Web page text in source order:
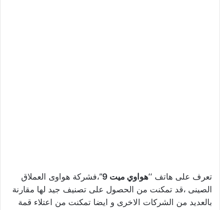
تعرف على هاتف ‘‘هواوي ميت 9
’’،فشركة هواوى العملاق
الصينى ،قد تمكنت من الحصول على تصنيف جيد لها مقارنة
بالعديد من الشركات الاخرى و ايضا تمكنت من اعتلاء قمة